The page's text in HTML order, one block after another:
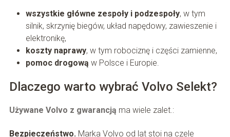
wszystkie główne zespoły i podzespoły, w tym
silnik, skrzynię biegów, układ napędowy, zawieszenie i
elektronikę,
koszty naprawy, w tym robociznę i części zamienne,
pomoc drogową w Polsce i Europie.
Dlaczego warto wybrać Volvo Selekt?
Używane Volvo z gwarancją ma wiele zalet.:
Bezpieczeństwo.Marka Volvo od lat stoi na czele